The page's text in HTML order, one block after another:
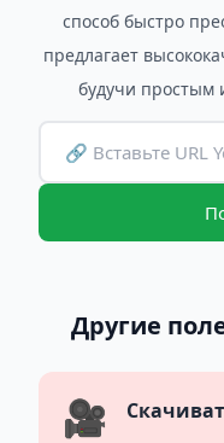
способ быстро
предлагает
будучи простым
Другие
🎥